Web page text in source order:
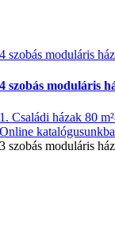
4 szobás moduláris ház
4 szobás moduláris
1. Családi házak 80
Online
3 szobás moduláris ház